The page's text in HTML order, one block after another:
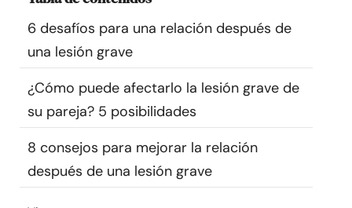
Comunidad
Encuentra un terapeuta
Idioma ES
6 desafíos para una relación después de
una lesión grave
¿Cómo puede afectarlo la lesión grave de
su pareja? 5 posibilidades
8 consejos para mejorar la relación
después de una lesión grave